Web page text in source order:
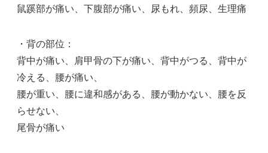
鼠蹊部が痛い、下腹部が痛い、尿もれ、頻尿、生理痛
・背の部位：
背中が痛い、肩甲骨の下が痛い、背中がつる、背中が
冷える、腰が痛い、
腰が重い、腰に違和感がある、腰が動かない、腰を反
らせない、
尾骨が痛い